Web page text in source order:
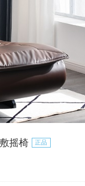
摇椅 正品